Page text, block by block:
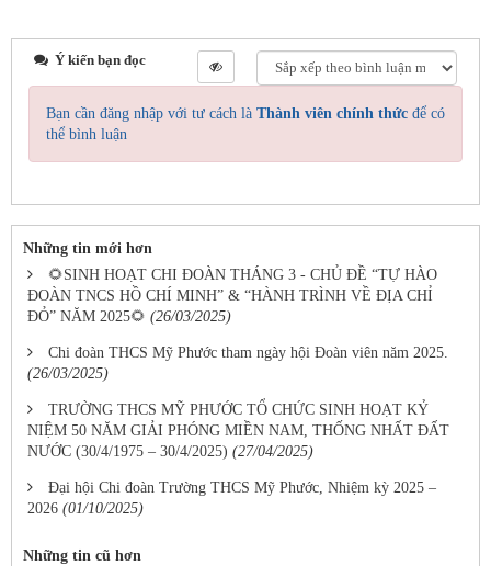
Ý kiến bạn đọc
Bạn cần đăng nhập với tư cách là Thành viên chính thức để có
thể bình luận
Những tin mới hơn
🌻SINH HOẠT CHI ĐOÀN THÁNG 3 - CHỦ ĐỀ “TỰ HÀO
ĐOÀN TNCS HỒ CHÍ MINH” & “HÀNH TRÌNH VỀ ĐỊA CHỈ
ĐỎ” NĂM 2025🌻 (26/03/2025)
Chi đoàn THCS Mỹ Phước tham ngày hội Đoàn viên năm 2025.
(26/03/2025)
TRƯỜNG THCS MỸ PHƯỚC TỔ CHỨC SINH HOẠT KỶ
NIỆM 50 NĂM GIẢI PHÓNG MIỀN NAM, THỐNG NHẤT ĐẤT
NƯỚC (30/4/1975 – 30/4/2025) (27/04/2025)
Đại hội Chi đoàn Trường THCS Mỹ Phước, Nhiệm kỳ 2025 –
2026 (01/10/2025)
Những tin cũ hơn